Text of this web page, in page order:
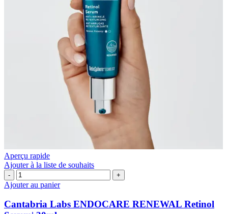
Aperçu rapide
Ajouter à la liste de souhaits
quantité
de
Cantabria
Labs
ENDOCARE
Ajouter au panier
Cantabria Labs ENDOCARE RENEWAL Retinol